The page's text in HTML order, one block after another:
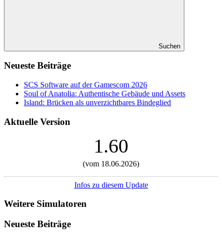
Suchen
Neueste Beiträge
SCS Software auf der Gamescom 2026
Soul of Anatolia: Authentische Gebäude und Assets
Island: Brücken als unverzichtbares Bindeglied
Aktuelle Version
1.60
(vom 18.06.2026)
Infos zu diesem Update
Weitere Simulatoren
Neueste Beiträge